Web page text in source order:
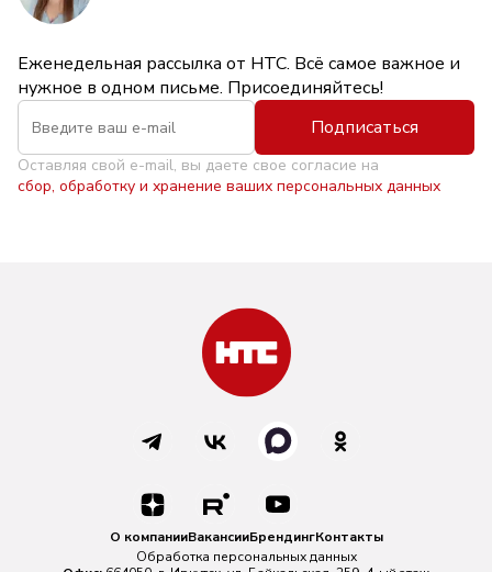
Еженедельная рассылка от НТС. Всё самое важное и
нужное в одном письме. Присоединяйтесь!
Подписаться
Оставляя свой e-mail, вы даете свое согласие на
сбор, обработку и хранение ваших персональных данных
О компанииВакансииБрендингКонтакты
Обработка персональных данных